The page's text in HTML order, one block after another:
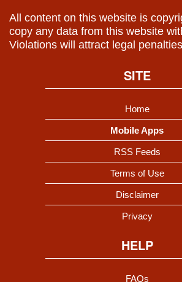
All content on this website is
copy any data from this website
Violations will attract legal
SITE
Home
Mobile Apps
RSS Feeds
Terms of Use
Disclaimer
Privacy
HELP
FAQs